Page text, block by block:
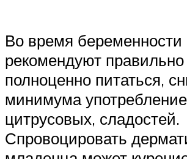
Во время беременности
рекомендуют правильно
полноценно питаться,
минимума
цитрусовых, сладостей.
Спровоцировать